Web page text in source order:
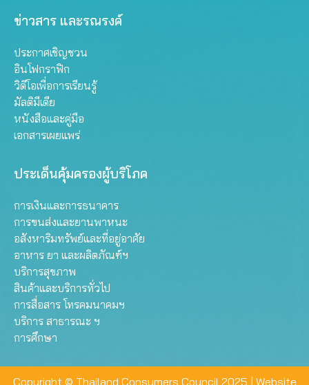
ข่าวสาร และรณรงค์
ประกาศเชิญชวน
อินโฟกราฟิก
วิดีโอเพื่อการเรียนรู้
มัลติมีเดีย
หนังสือและคู่มือ
เอกสารเผยแพร่
ประเด็นคุ้มครองผู้บริโภค
การเงินและการธนาคาร
การขนส่งและยานพาหนะ
อสังหาริมทรัพย์และที่อยู่อาศัย
อาหาร ยา และผลิตภัณฑ์ฯ
บริการสุขภาพ
สินค้าและบริการทั่วไป
การสื่อสาร โทรคมนาคมฯ
บริการ สาธารณะ ฯ
การศึกษา
Copyright © Thailand Consumers Council 2025 | Website